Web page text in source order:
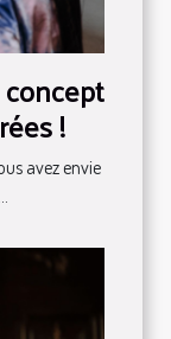
concept
!
avez envie